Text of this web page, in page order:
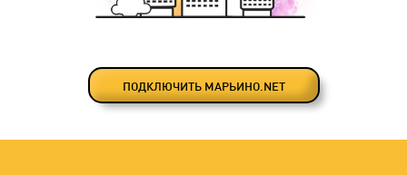
ПОДКЛЮЧИТЬ МАРЬИНО.NET